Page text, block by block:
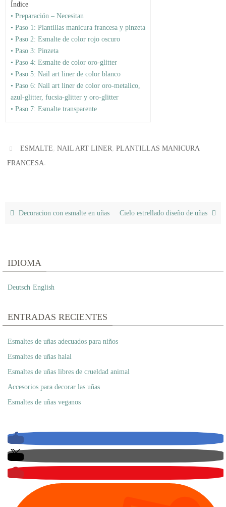
Índice
• Preparación – Necesitan
• Paso 1: Plantillas manicura francesa y pinzeta
• Paso 2: Esmalte de color rojo oscuro
• Paso 3: Pinzeta
• Paso 4: Esmalte de color oro-glitter
• Paso 5: Nail art liner de color blanco
• Paso 6: Nail art liner de color oro-metalico,
azul-glitter, fucsia-glitter y oro-glitter
• Paso 7: Esmalte transparente
ESMALTE,NAIL ART LINER,PLANTILLAS MANICURA
FRANCESA
Decoracion con esmalte en uñas Cielo estrellado diseño de uñas
IDIOMA
Deutsch English
ENTRADAS RECIENTES
Esmaltes de uñas adecuados para niños
Esmaltes de uñas halal
Esmaltes de uñas libres de crueldad animal
Accesorios para decorar las uñas
Esmaltes de uñas veganos